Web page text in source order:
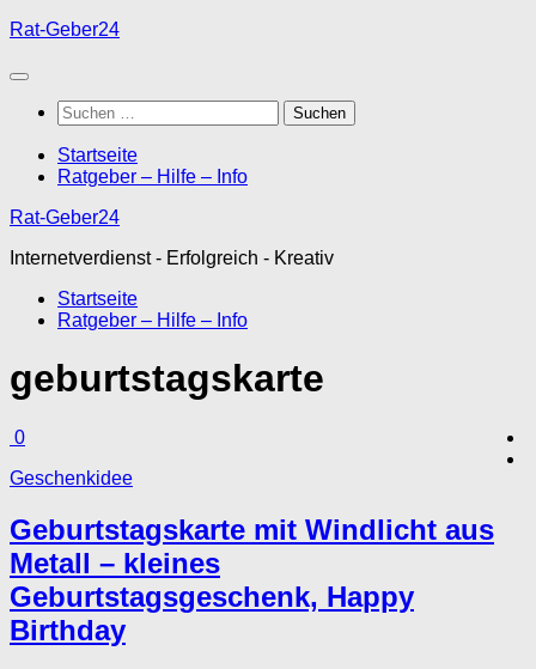
Unter
Inhalt
Rat-Geber24
Suchen
nach:
Startseite
Ratgeber – Hilfe – Info
Rat-Geber24
Internetverdienst - Erfolgreich - Kreativ
Startseite
Ratgeber – Hilfe – Info
geburtstagskarte
0
Geschenkidee
Geburtstagskarte mit Windlicht aus
Metall – kleines
Geburtstagsgeschenk, Happy
Birthday